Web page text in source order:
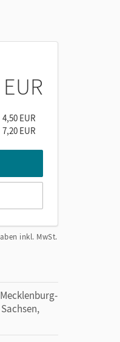
4,50 EUR
7,20 EUR
inkl. MwSt.